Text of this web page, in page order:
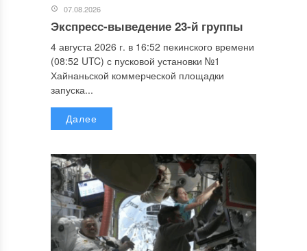
07.08.2026
Экспресс-выведение 23-й группы
4 августа 2026 г. в 16:52 пекинского времени
(08:52 UTC) с пусковой установки №1
Хайнаньской коммерческой площадки
запуска...
Далее